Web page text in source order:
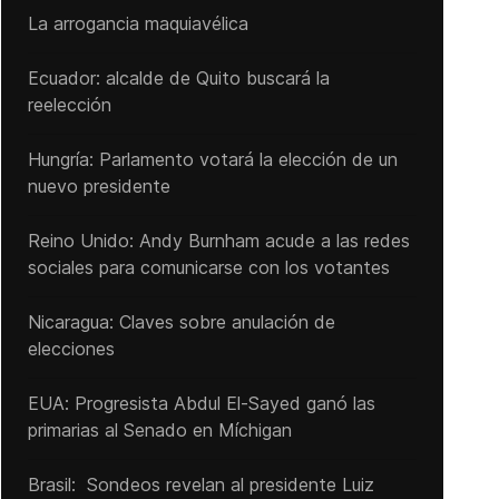
La arrogancia maquiavélica
Ecuador: alcalde de Quito buscará la
reelección
Hungría: Parlamento votará la elección de un
nuevo presidente
Reino Unido: Andy ‌Burnham acude a las redes
sociales para comunicarse con los votantes
Nicaragua: Claves sobre anulación de
elecciones
EUA: Progresista Abdul El-Sayed ganó las
primarias al Senado ‌en Míchigan
Brasil: Sondeos revelan al presidente Luiz